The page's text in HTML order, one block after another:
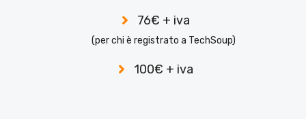
76€ + iva
(per chi è registrato a TechSoup)
100€ + iva